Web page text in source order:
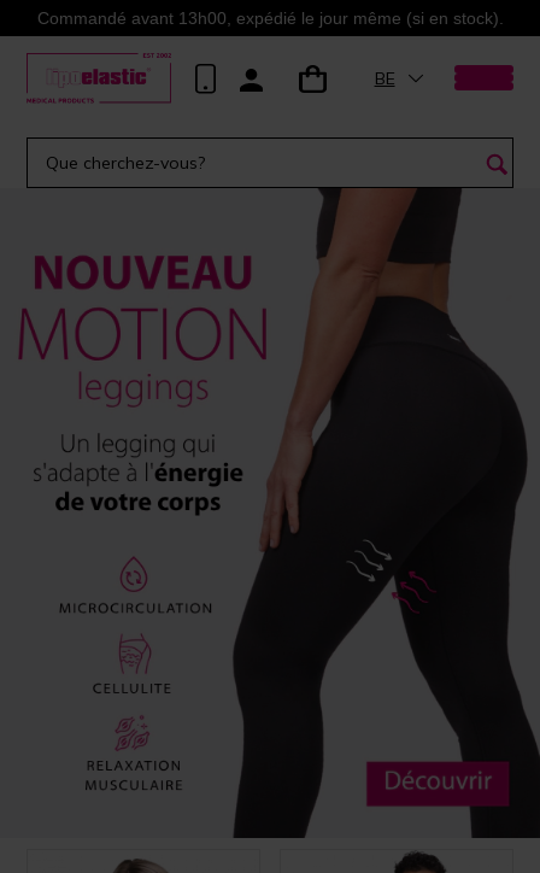
Commandé avant 13h00, expédié le jour même (si en stock).
BE